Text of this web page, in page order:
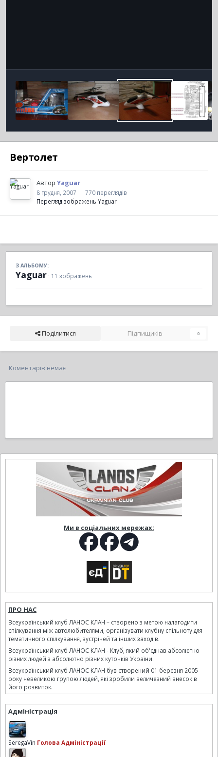
Вертолет
Автор Yaguar
8 грудня, 2007
770 переглядів
Перегляд зображень Yaguar
З АЛЬБОМУ:
Yaguar · 11 зображень
Поділитися Підпищиків 0
Коментарів немає
Ми в соціальних мережах:
ПРО НАС
Всеукраїнський клуб ЛАНОС КЛАН – створено з метою налагодити
спілкування між автолюбителями, організувати клубну спільноту для
тематичного спілкування, зустрічей та інших заходів.
Всеукраїнський клуб ЛАНОС КЛАН - Клуб, який об'єднав абсолютно
різних людей з абсолютно різних куточків України.
Всеукраїнський клуб ЛАНОС КЛАН був створений 01 березня 2005
року невеликою групою людей, які зробили величезний внесок в
його розвиток.
Адміністрація
SeregaVin Голова Адміністрації